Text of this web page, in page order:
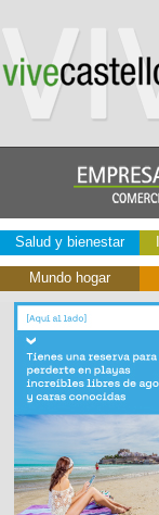
Salud y bienestar
Mundo hogar